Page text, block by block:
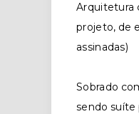
Arquitetura
projeto, de
assinadas)
Sobrado
sendo suíte